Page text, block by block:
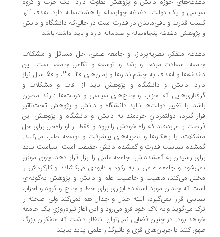
حوزه دانش و پژوهش تفاوت دارد. یک حزب و گروه
و یک دولت، دغدغه چهار‌ساله یا هشت‌ساله دارد، هدف آنها
قدرت و باقی‌ماندن در قدرت است در حالی‌که دانشگاه و دانش
دغدغه پنجاه‌ساله و صدساله دارد و باید داشته باشد.
متفکر، نظریه‌پرداز، و جامعه علمی، حل مسائل و مشکلات
سعادت مردم، و رشد و توسعه و تکامل جامعه است، این
دغدغه‌ها و اهداف به چشم‌اندازها و زمان‌های 20، 30، و 50 سال نیاز
دانش و دانشگاه و پژوهش باید از آفات و مشکلات و
که احزاب و جناح‌های سیاسی و دولت‌ها دارند مصون
با تغییر دولت‌ها نباید دانشگاه و دانش و پژوهش تحت‌تاثیر
گیرد، دولتمردانِ خردمند به دانش و دانشگاه و پژوهش این
را می‌دهند که راه خودش را برود و فقط از او راه‌حل برای حل
یا راهکارها و نظریه‌های پیشرفت و توسعه طلب می‌کنند.
سیاست قدرت و گمشده دانش حقیقت است. سیاست نباید
رسیدن به گمشده‌اش، جامعه علمی را ابزار قرار دهد، چون موفق
و جامعه علمی را به رکود و نابودی می‌کشاند و کارکردش را
می‌کند، ماهیت و خاصیت علم و دانش و پژوهش به‌گونه‌ای
که چندان مورد استفاده ابزاری برای خط و جناح و گروه و احزاب
قرار نمی‌گیرد، البته جدل و جدال هم نمی‌کند ولی صحنه را
می‌گوید و به لاک خود فرو می‌رود و این آغاز تیره‌روزیِ یک جامعه
بود. در چنین فضایی نمی‌توان انتظار داشت که متفکران بزرگ
کنند یا جریان‌های قوی و تاثیرگذار علمی پدید بیایند.